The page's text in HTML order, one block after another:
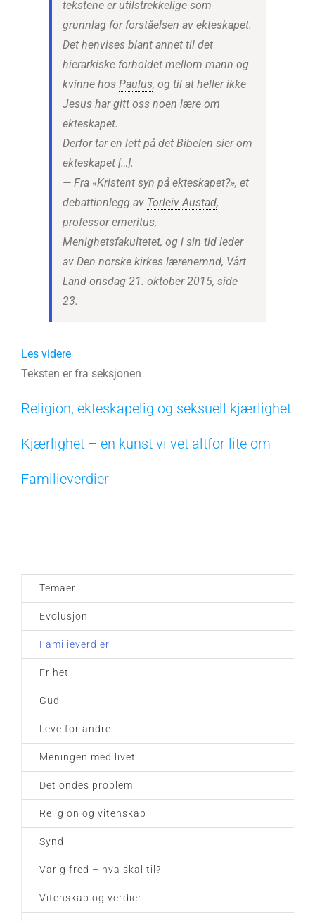
tekstene er utilstrekkelige som
grunnlag for forståelsen av ekteskapet.
Det henvises blant annet til det
hierarkiske forholdet mellom mann og
kvinne hos Paulus, og til at heller ikke
Jesus har gitt oss noen lære om
ekteskapet.
Derfor tar en lett på det Bibelen sier om
ekteskapet […].
— Fra «Kristent syn på ekteskapet?», et
debattinnlegg av Torleiv Austad,
professor emeritus,
Menighetsfakultetet, og i sin tid leder
av Den norske kirkes lærenemnd, Vårt
Land onsdag 21. oktober 2015, side
23.
Les videre
Teksten er fra seksjonen
Religion, ekteskapelig og seksuell kjærlighet
Kjærlighet – en kunst vi vet altfor lite om
Familieverdier
Temaer
Evolusjon
Familieverdier
Frihet
Gud
Leve for andre
Meningen med livet
Det ondes problem
Religion og vitenskap
Synd
Varig fred – hva skal til?
Vitenskap og verdier